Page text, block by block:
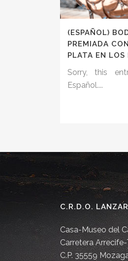
(ESPAÑOL)
PREMIADA
PLATA EN LOS
Sorry, this
Español....
C.R.D.O.
Casa-Museo del
Carretera
C.P. 35559